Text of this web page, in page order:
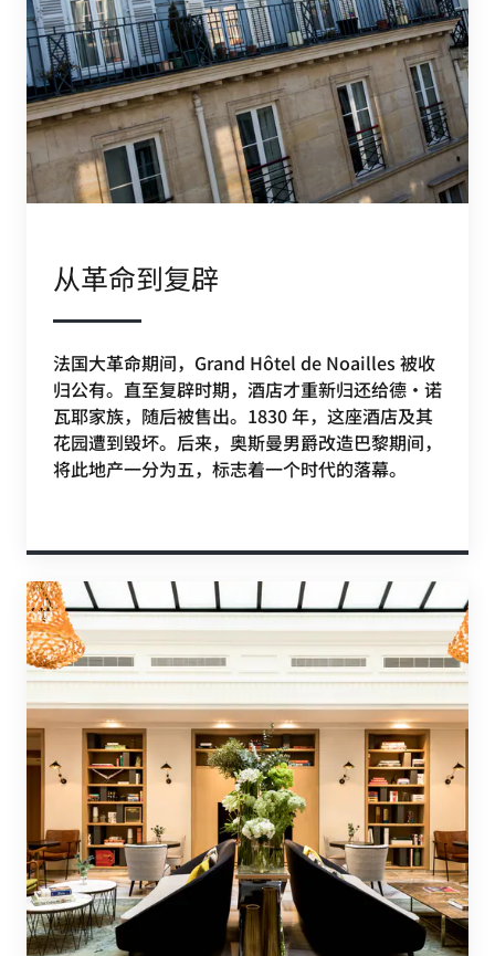
从革命到复辟
法国大革命期间，Grand Hôtel de Noailles 被收
归公有。直至复辟时期，酒店才重新归还给德·诺
瓦耶家族，随后被售出。1830 年，这座酒店及其
花园遭到毁坏。后来，奥斯曼男爵改造巴黎期间，
将此地产一分为五，标志着一个时代的落幕。